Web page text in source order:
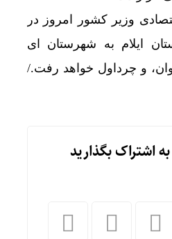
وزیر کشور امروز در
ایلام به شهرستان ای
و چرداول خواهد رفت./
اشتراک بگذارید